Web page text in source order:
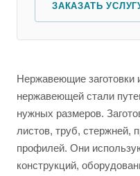
ЗАКАЗАТЬ
Нержавеющие заготовки
нержавеющей стали
нужных размеров.
листов, труб, стержней,
профилей. Они
конструкций,